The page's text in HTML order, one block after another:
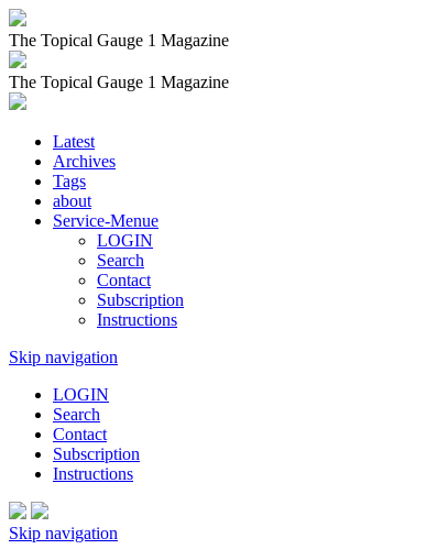
The Topical Gauge 1 Magazine
The Topical Gauge 1 Magazine
Latest
Archives
Tags
about
Service-Menue
LOGIN
Search
Contact
Subscription
Instructions
Skip navigation
LOGIN
Search
Contact
Subscription
Instructions
Skip navigation